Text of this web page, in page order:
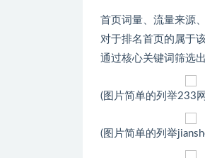
首页词量、流量来源
对于排名首页的属于
通过核心关键词筛选
(图片简单的列举233
(图片简单的列举